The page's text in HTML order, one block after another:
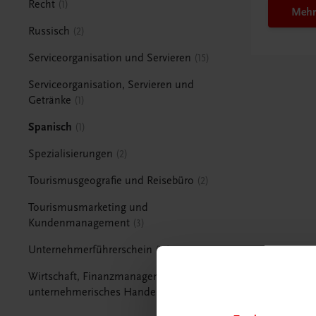
Recht 1
Russisch 2
Serviceorganisation und Servieren 15
Serviceorganisation, Servieren und
Getränke
1
Spanisch 1
Spezialisierungen 2
Tourismusgeografie und Reisebüro 2
Tourismusmarketing und
Kundenmanagement
3
Unternehmerführerschein 15
Wirtschaft, Finanzmanagement und
unternehmerisches Handeln